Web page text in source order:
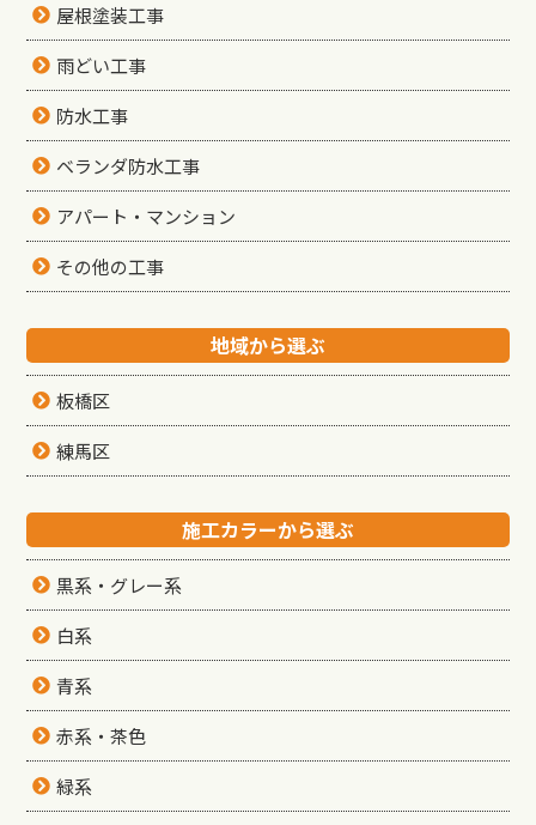
屋根塗装工事
雨どい工事
防水工事
ベランダ防水工事
アパート・マンション
その他の工事
地域から選ぶ
板橋区
練馬区
施工カラーから選ぶ
黒系・グレー系
白系
青系
赤系・茶色
緑系